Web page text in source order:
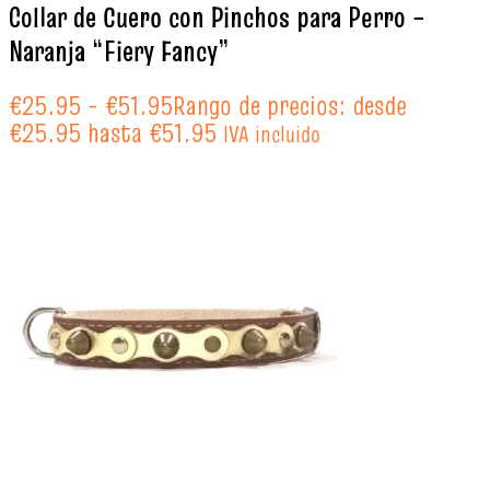
Collar de Cuero con Pinchos para Perro –
Naranja “Fiery Fancy”
€25.95 - €51.95Rango de precios: desde
€25.95 hasta €51.95 IVA incluido